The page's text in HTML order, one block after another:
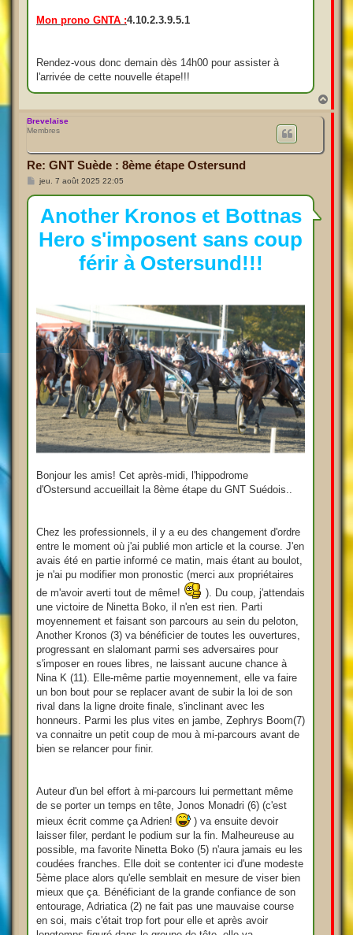
Mon prono GNTA :4.10.2.3.9.5.1
Rendez-vous donc demain dès 14h00 pour assister à
l'arrivée de cette nouvelle étape!!!
a
Brevelaise
Membres
Re: GNT Suède : 8ème étape Ostersund
M
s
jeu. 7 août 2025 22:05
Another Kronos et Bottnas
Hero s'imposent sans coup
férir à Ostersund!!!
Bonjour les amis! Cet après-midi, l'hippodrome
d'Ostersund accueillait la 8ème étape du GNT Suédois..
Chez les professionnels, il y a eu des changement d'ordre
entre le moment où j'ai publié mon article et la course. J'en
avais été en partie informé ce matin, mais étant au boulot,
je n'ai pu modifier mon pronostic (merci aux propriétaires
de m'avoir averti tout de même!
). Du coup, j'attendais
une victoire de Ninetta Boko, il n'en est rien. Parti
moyennement et faisant son parcours au sein du peloton,
Another Kronos (3) va bénéficier de toutes les ouvertures,
progressant en slalomant parmi ses adversaires pour
s'imposer en roues libres, ne laissant aucune chance à
Nina K (11). Elle-même partie moyennement, elle va faire
un bon bout pour se replacer avant de subir la loi de son
rival dans la ligne droite finale, s'inclinant avec les
honneurs. Parmi les plus vites en jambe, Zephrys Boom(7)
va connaitre un petit coup de mou à mi-parcours avant de
bien se relancer pour finir.
Auteur d'un bel effort à mi-parcours lui permettant même
de se porter un temps en tête, Jonos Monadri (6) (c'est
mieux écrit comme ça Adrien!
) va ensuite devoir
laisser filer, perdant le podium sur la fin. Malheureuse au
possible, ma favorite Ninetta Boko (5) n'aura jamais eu les
coudées franches. Elle doit se contenter ici d'une modeste
5ème place alors qu'elle semblait en mesure de viser bien
mieux que ça. Bénéficiant de la grande confiance de son
entourage, Adriatica (2) ne fait pas une mauvaise course
en soi, mais c'était trop fort pour elle et après avoir